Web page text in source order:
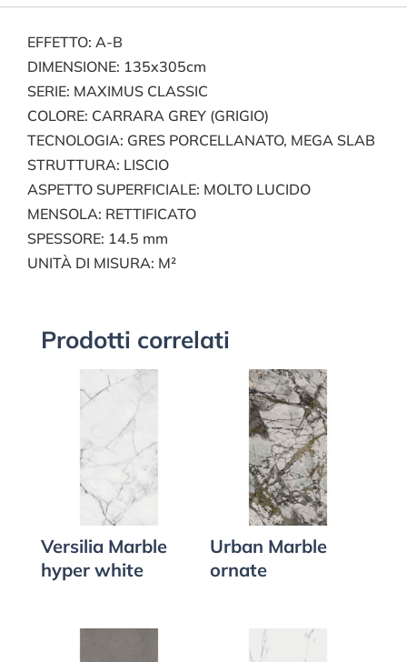
EFFETTO: A-B
DIMENSIONE: 135x305cm
SERIE: MAXIMUS CLASSIC
COLORE: CARRARA GREY (GRIGIO)
TECNOLOGIA: GRES PORCELLANATO, MEGA SLAB
STRUTTURA: LISCIO
ASPETTO SUPERFICIALE: MOLTO LUCIDO
MENSOLA: RETTIFICATO
SPESSORE: 14.5 mm
UNITÀ DI MISURA: M²
Prodotti correlati
Versilia Marble
hyper white
Urban Marble
ornate